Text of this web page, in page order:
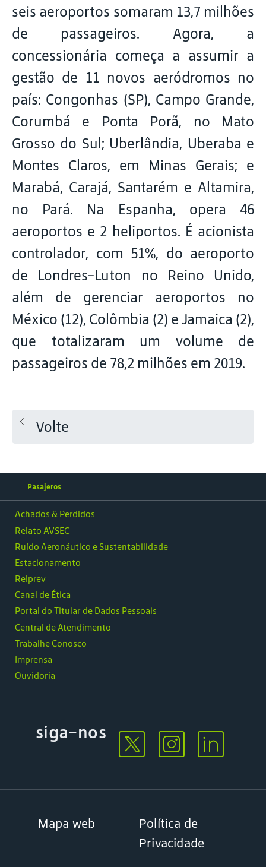
seis aeroportos somaram 13,7 milhões
de passageiros. Agora, a
concessionária começa a assumir a
gestão de 11 novos aeródromos no
país: Congonhas (SP), Campo Grande,
Corumbá e Ponta Porã, no Mato
Grosso do Sul; Uberlândia, Uberaba e
Montes Claros, em Minas Gerais; e
Marabá, Carajá, Santarém e Altamira,
no Pará. Na Espanha, opera 46
aeroportos e 2 heliportos. É acionista
controlador, com 51%, do aeroporto
de Londres-Luton no Reino Unido,
além de gerenciar aeroportos no
México (12), Colômbia (2) e Jamaica (2),
que totalizaram um volume de
passageiros de 78,2 milhões em 2019.
Volte
Pasajeros
Ouvidoria
Achados & Perdidos
Relato AVSEC
Ruído Aeronáutico e Sustentabilidade
Estacionamento
Relprev
Canal de Ética
Portal do Titular de Dados Pessoais
Central de Atendimento
Trabalhe Conosco
Imprensa
siga-nos
Mapa web
Política de
Privacidade